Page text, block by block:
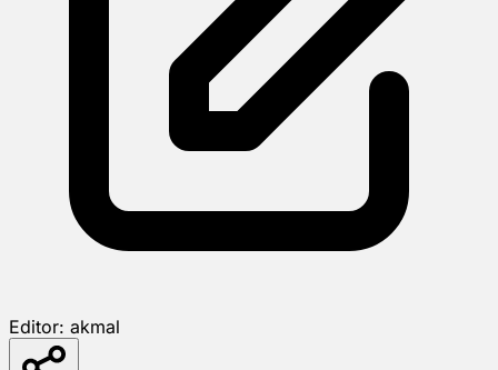
Editor: akmal